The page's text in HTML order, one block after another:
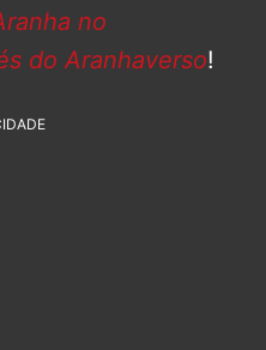
no
do Aranhaverso!